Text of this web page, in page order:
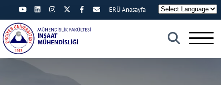
×
ERÜ Anasayfa